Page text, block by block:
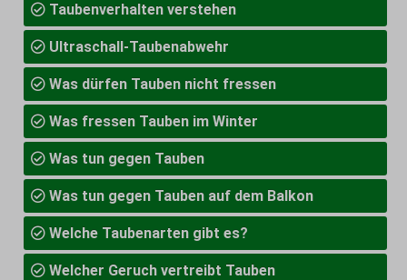
Taubenverhalten verstehen
Ultraschall-Taubenabwehr
Was dürfen Tauben nicht fressen
Was fressen Tauben im Winter
Was tun gegen Tauben
Was tun gegen Tauben auf dem Balkon
Welche Taubenarten gibt es?
Welcher Geruch vertreibt Tauben